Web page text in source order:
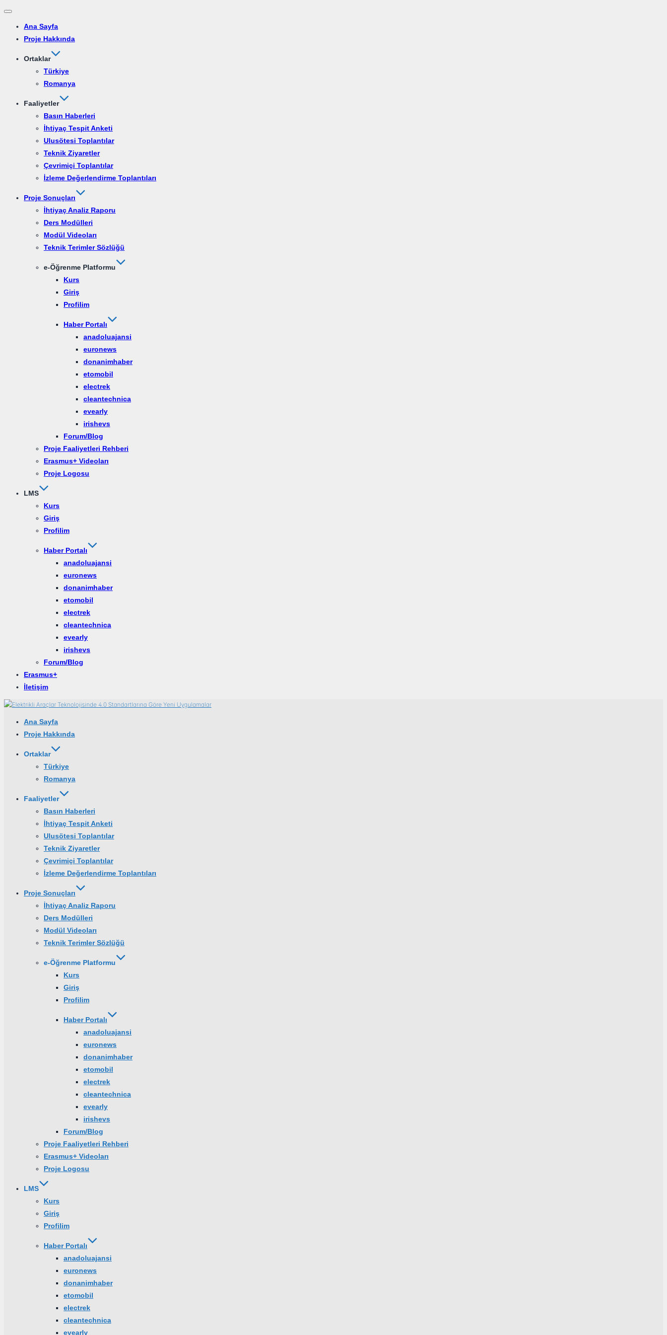
aç/kapatAna Sayfa
Proje Hakkında
Ortaklar
Türkiye
Romanya
Faaliyetler
Basın Haberleri
İhtiyaç Tespit Anketi
Ulusötesi Toplantılar
Teknik Ziyaretler
Çevrimiçi Toplantılar
İzleme Değerlendirme Toplantıları
Proje Sonuçları
İhtiyaç Analiz Raporu
Ders Modülleri
Modül Videoları
Teknik Terimler Sözlüğü
e-Öğrenme Platformu
Kurs
Giriş
Profilim
Haber Portalı
anadoluajansi
euronews
donanimhaber
etomobil
electrek
cleantechnica
evearly
irishevs
Forum/Blog
Proje Faaliyetleri Rehberi
Erasmus+ Videoları
Proje Logosu
LMS
Kurs
Giriş
Profilim
Haber Portalı
anadoluajansi
euronews
donanimhaber
etomobil
electrek
cleantechnica
evearly
irishevs
Forum/Blog
Erasmus+
İletişim
İçeriğe
Ana Sayfa
Proje Hakkında
Ortaklar
Türkiye
Romanya
Faaliyetler
Basın Haberleri
İhtiyaç Tespit Anketi
Ulusötesi Toplantılar
Teknik Ziyaretler
Çevrimiçi Toplantılar
İzleme Değerlendirme Toplantıları
Proje Sonuçları
İhtiyaç Analiz Raporu
Ders Modülleri
Modül Videoları
Teknik Terimler Sözlüğü
e-Öğrenme Platformu
Kurs
Giriş
Profilim
Haber Portalı
anadoluajansi
euronews
donanimhaber
etomobil
electrek
cleantechnica
evearly
irishevs
Forum/Blog
Proje Faaliyetleri Rehberi
Erasmus+ Videoları
Proje Logosu
LMS
Kurs
Giriş
Profilim
Haber Portalı
anadoluajansi
euronews
donanimhaber
etomobil
electrek
cleantechnica
evearly